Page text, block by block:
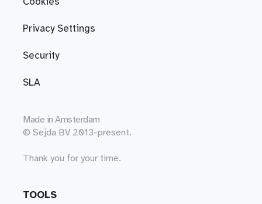
Privacy Settings
Security
SLA
Made in Amsterdam
© Sejda BV 2013-present.
Thank you for your time.
TOOLS